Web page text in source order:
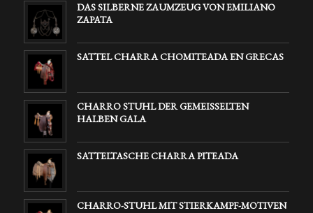
DAS SILBERNE ZAUMZEUG VON EMILIANO
ZAPATA
SATTEL CHARRA CHOMITEADA EN GRECAS
CHARRO STUHL DER GEMEISSELTEN
HALBEN GALA
SATTELTASCHE CHARRA PITEADA
CHARRO-STUHL MIT STIERKAMPF-MOTIVEN